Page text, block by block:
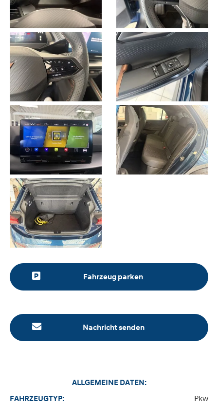
Fahrzeug parken
Nachricht senden
ALLGEMEINE DATEN:
FAHRZEUGTYP:
Pkw